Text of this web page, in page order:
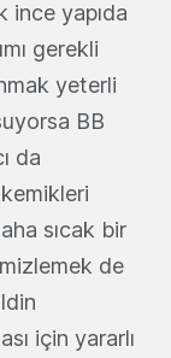
ince yapıda
gerekli
yeterli
BB
da
sıcak bir
de
için yararlı